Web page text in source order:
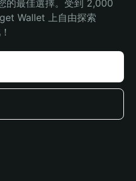
的最佳選擇。受到 2,000
Wallet 上自由探索